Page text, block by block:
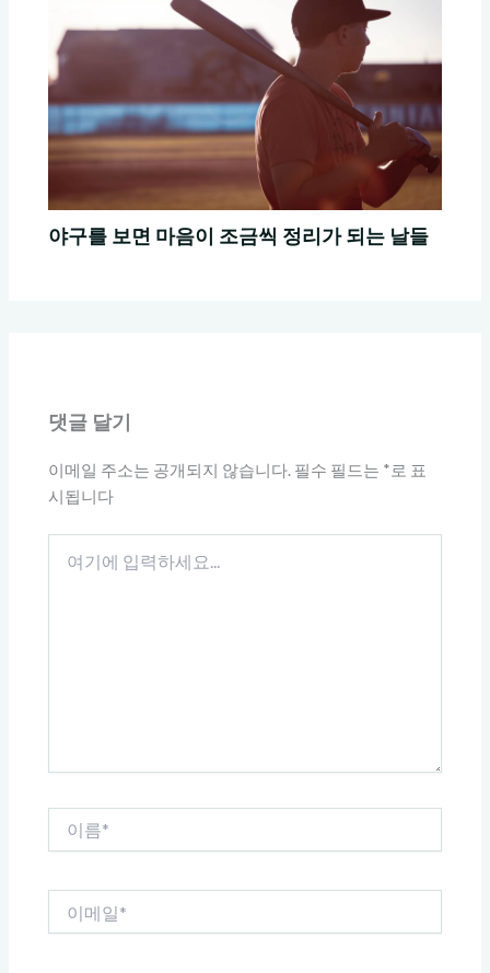
야구를 보면 마음이 조금씩 정리가 되는 날들
댓글 달기
이메일 주소는 공개되지 않습니다. 필수 필드는 *로 표
시됩니다